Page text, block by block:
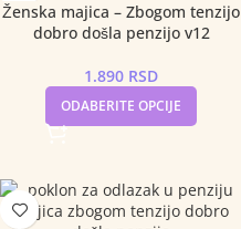
Ženska majica – Zbogom tenzijo
dobro došla penzijo v12
1.890 RSD
ODABERITE OPCIJE